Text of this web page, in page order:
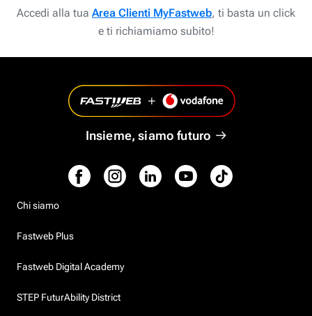
Accedi alla tua Area Clienti MyFastweb, ti basta un click
e ti richiamiamo subito!
Insieme, siamo futuro
Chi siamo
Fastweb Plus
Fastweb Digital Academy
STEP FuturAbility District